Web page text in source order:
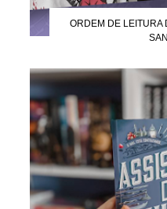
ORDEM DE LEITURA